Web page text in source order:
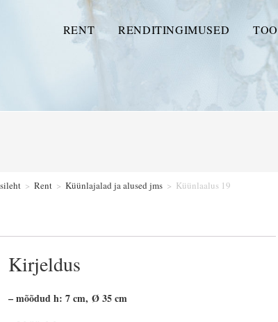
RENT RENDITINGIMUSED
> Rent > Küünlajalad ja alused jms > Küünlaalus 19
Kirjeldus
– mõõdud h: 7 cm, Ø 35 cm